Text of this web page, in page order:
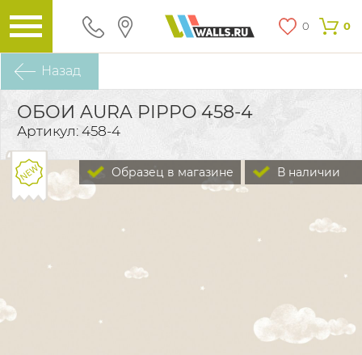
0 0
Назад
ОБОИ AURA PIPPO 458-4
Артикул: 458-4
В наличии
Образец в магазине